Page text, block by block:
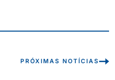
PRÓXIMAS NOTÍCIAS